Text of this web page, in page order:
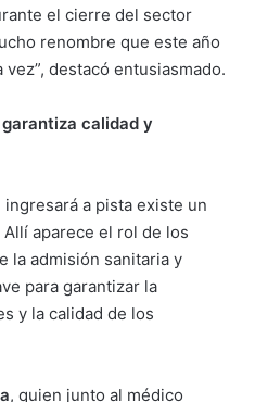
el cierre del sector
renombre que este año
destacó entusiasmado.
calidad y
a pista existe un
aparece el rol de los
la admisión sanitaria y
para garantizar la
y la calidad de los
, quien junto al médico